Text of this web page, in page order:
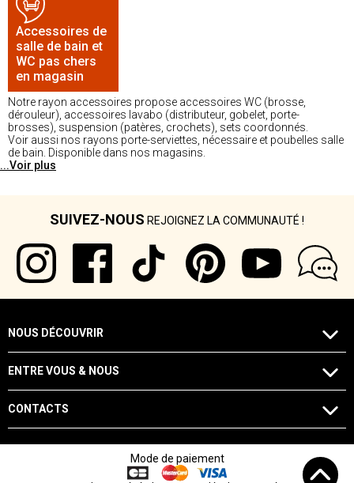
Accessoires de
salle de bain et
WC pas chers
en magasin
Notre rayon accessoires propose accessoires WC (brosse,
dérouleur), accessoires lavabo (distributeur, gobelet, porte-
brosses), suspension (patères, crochets), sets coordonnés.
Voir aussi nos rayons porte-serviettes, nécessaire et poubelles salle
de bain. Disponible dans nos magasins.
...Voir plus
SUIVEZ-NOUS REJOIGNEZ LA COMMUNAUTÉ !
NOUS DÉCOUVRIR
ENTRE VOUS & NOUS
CONTACTS
Mode de paiement